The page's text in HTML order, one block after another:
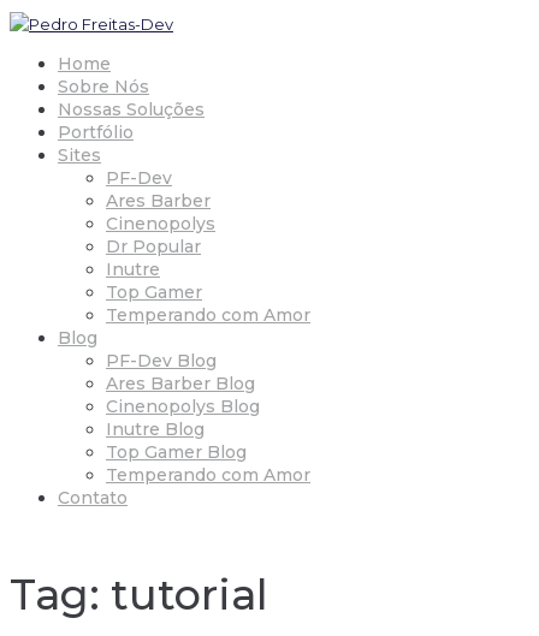
Home
Sobre Nós
Nossas Soluções
Portfólio
Sites
PF-Dev
Ares Barber
Cinenopolys
Dr Popular
Inutre
Top Gamer
Temperando com Amor
Blog
PF-Dev Blog
Ares Barber Blog
Cinenopolys Blog
Inutre Blog
Top Gamer Blog
Temperando com Amor
Contato
Tag: tutorial